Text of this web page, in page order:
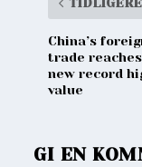
TIDLIGERE
China’s
trade reaches
new record
value
GI EN